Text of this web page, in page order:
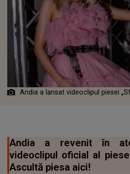
Andia a lansat videoclipul piesei
Andia a revenit în
videoclipul oficial al
Ascultă piesa aici!